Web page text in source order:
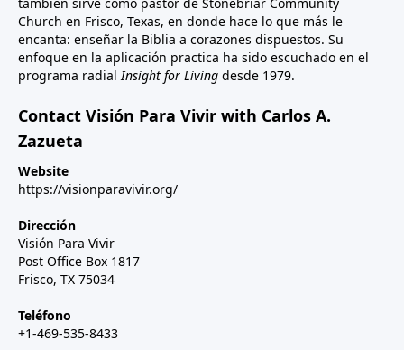
Church en Frisco, Texas, en donde hace lo que más le
encanta: enseñar la Biblia a corazones dispuestos. Su
enfoque en la aplicación practica ha sido escuchado en el
programa radialInsight for Living desde 1979.
Contact Visión Para Vivir with Carlos A.
Zazueta
Website
https://visionparavivir.org/
Dirección
Visión Para Vivir
Post Office Box 1817
Frisco, TX 75034
Teléfono
+1-469-535-8433